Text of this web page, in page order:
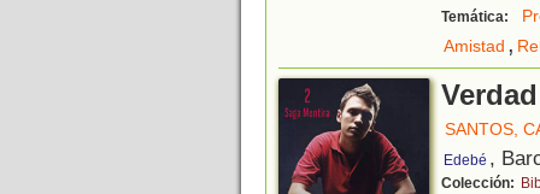
Temática:
Amistad ,
Verdad
SANTOS,
Edebé ,
Colección: